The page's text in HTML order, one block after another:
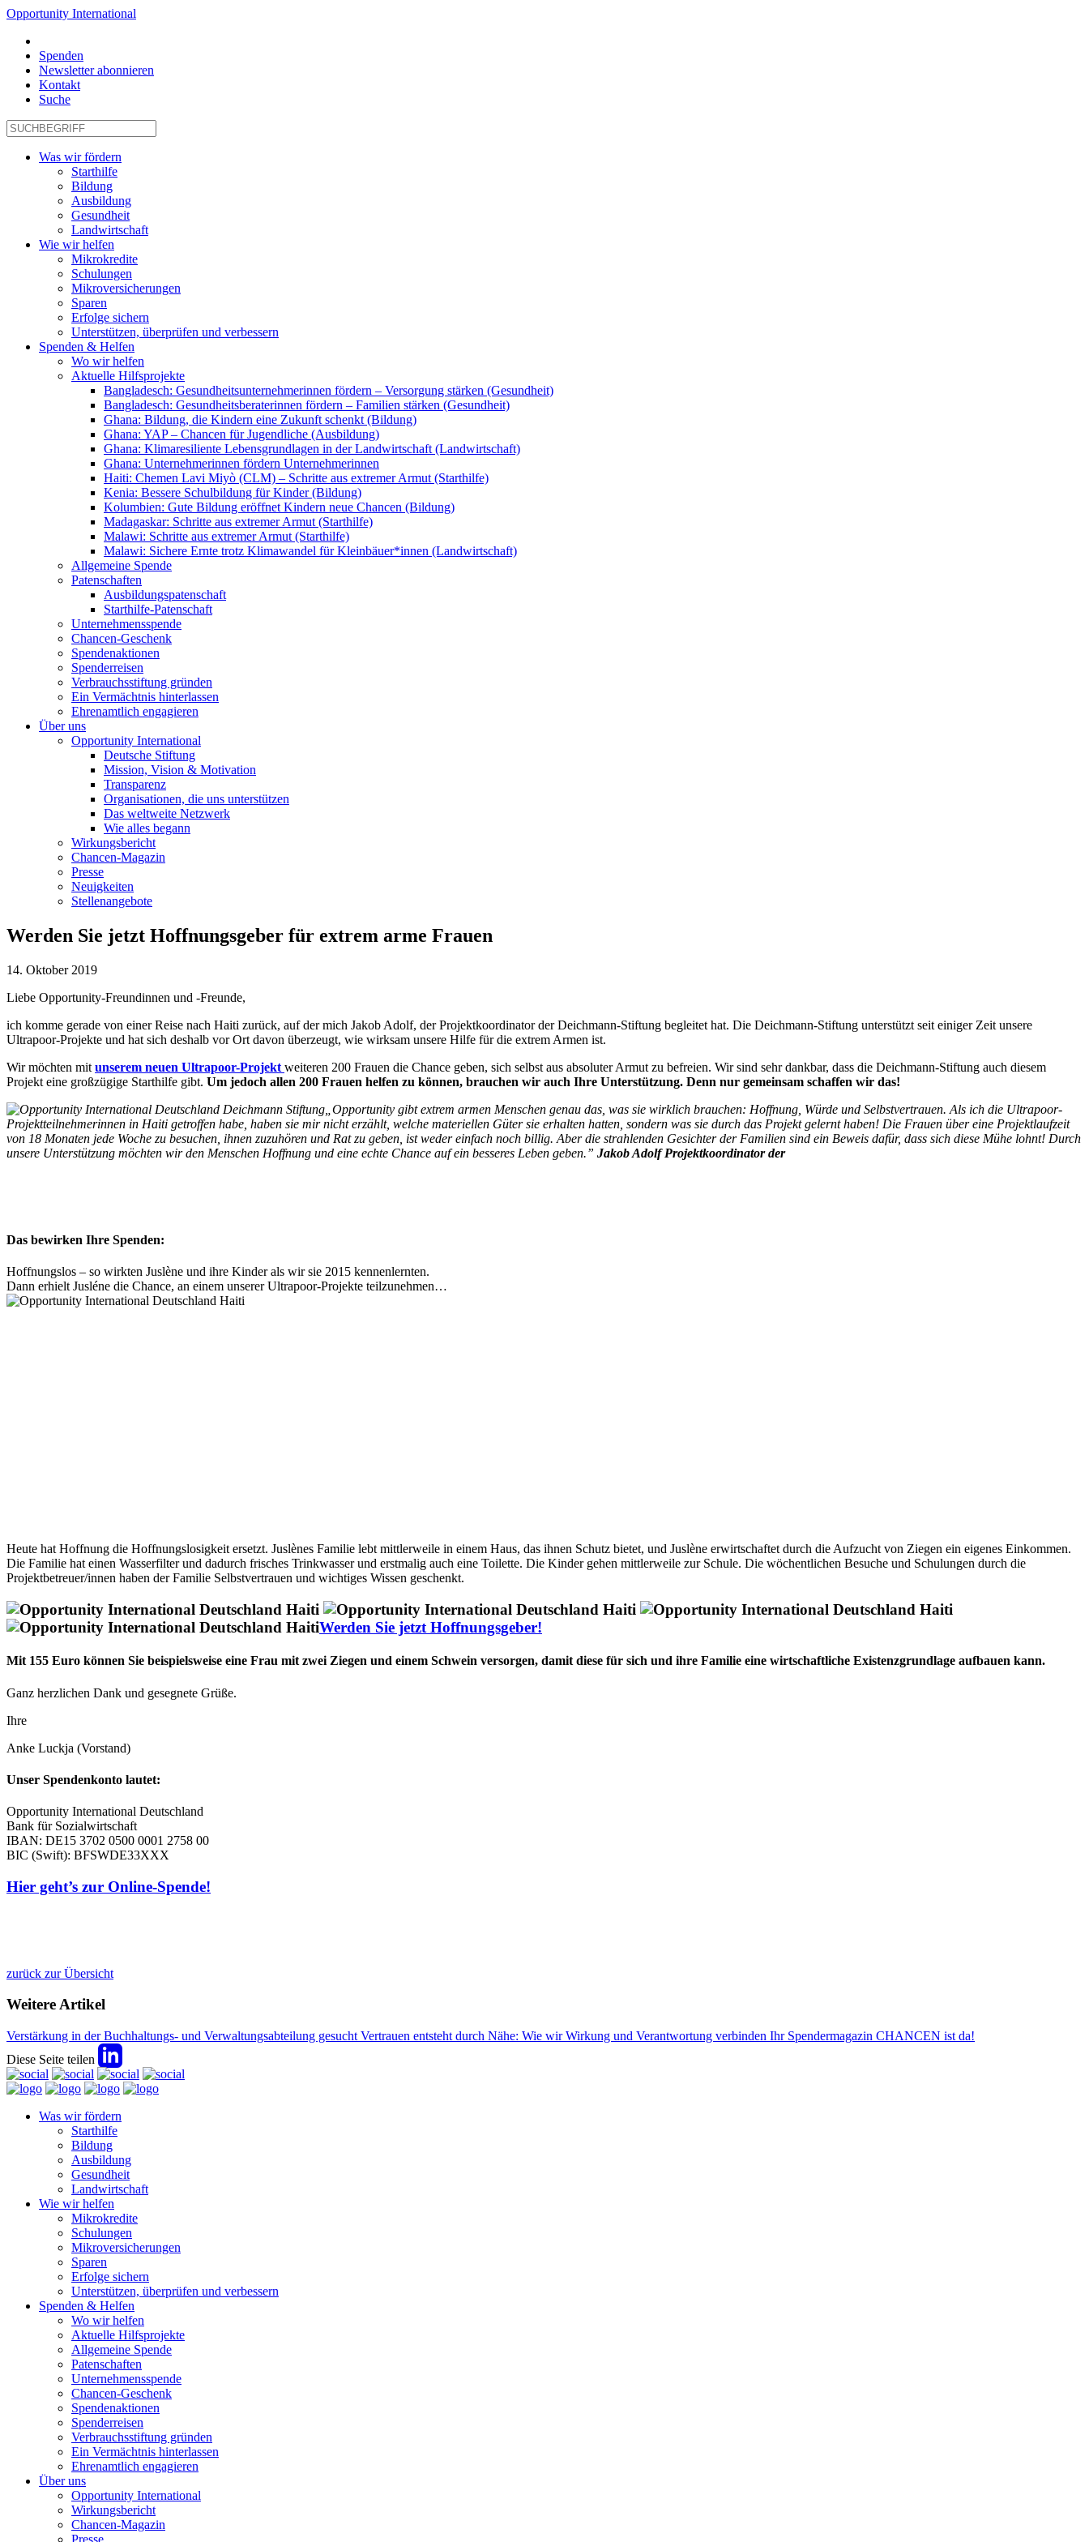
Opportunity International
Spenden
Newsletter abonnieren
Kontakt
Suche
Was wir fördern
Starthilfe
Bildung
Ausbildung
Gesundheit
Landwirtschaft
Wie wir helfen
Mikrokredite
Schulungen
Mikroversicherungen
Sparen
Erfolge sichern
Unterstützen, überprüfen und verbessern
Spenden & Helfen
Wo wir helfen
Aktuelle Hilfsprojekte
Bangladesch: Gesundheitsunternehmerinnen fördern – Versorgung stärken (Gesundheit)
Bangladesch: Gesundheitsberaterinnen fördern – Familien stärken (Gesundheit)
Ghana: Bildung, die Kindern eine Zukunft schenkt (Bildung)
Ghana: YAP – Chancen für Jugendliche (Ausbildung)
Ghana: Klimaresiliente Lebensgrundlagen in der Landwirtschaft (Landwirtschaft)
Ghana: Unternehmerinnen fördern Unternehmerinnen
Haiti: Chemen Lavi Miyò (CLM) – Schritte aus extremer Armut (Starthilfe)
Kenia: Bessere Schulbildung für Kinder (Bildung)
Kolumbien: Gute Bildung eröffnet Kindern neue Chancen (Bildung)
Madagaskar: Schritte aus extremer Armut (Starthilfe)
Malawi: Schritte aus extremer Armut (Starthilfe)
Malawi: Sichere Ernte trotz Klimawandel für Kleinbäuer*innen (Landwirtschaft)
Allgemeine Spende
Patenschaften
Ausbildungspatenschaft
Starthilfe-Patenschaft
Unternehmensspende
Chancen-Geschenk
Spendenaktionen
Spenderreisen
Verbrauchsstiftung gründen
Ein Vermächtnis hinterlassen
Ehrenamtlich engagieren
Über uns
Opportunity International
Deutsche Stiftung
Mission, Vision & Motivation
Transparenz
Organisationen, die uns unterstützen
Das weltweite Netzwerk
Wie alles begann
Wirkungsbericht
Chancen-Magazin
Presse
Neuigkeiten
Stellenangebote
Werden Sie jetzt Hoffnungsgeber für extrem arme Frauen
14. Oktober 2019
Liebe Opportunity-Freundinnen und -Freunde,
ich komme gerade von einer Reise nach Haiti zurück, auf der mich Jakob Adolf, der Projektkoordinator der Deichmann-Stiftung begleitet hat. Die Deichmann-Stiftung unterstützt seit einiger Zeit unsere
Ultrapoor-Projekte und hat sich deshalb vor Ort davon überzeugt, wie wirksam unsere Hilfe für die extrem Armen ist.
Wir möchten mit unserem neuen Ultrapoor-Projekt weiteren 200 Frauen die Chance geben, sich selbst aus absoluter Armut zu befreien. Wir sind sehr dankbar, dass die Deichmann-Stiftung auch diesem
Projekt eine großzügige Starthilfe gibt. Um jedoch allen 200 Frauen helfen zu können, brauchen wir auch Ihre Unterstützung. Denn nur gemeinsam schaffen wir das!
„Opportunity gibt extrem armen Menschen genau das, was sie wirklich brauchen: Hoffnung, Würde und Selbstvertrauen. Als ich die Ultrapoor-
Projektteilnehmerinnen in Haiti getroffen habe, haben sie mir nicht erzählt, welche materiellen Güter sie erhalten hatten, sondern was sie durch das Projekt gelernt haben! Die Frauen über eine Projektlaufzeit
von 18 Monaten jede Woche zu besuchen, ihnen zuzuhören und Rat zu geben, ist weder einfach noch billig. Aber die strahlenden Gesichter der Familien sind ein Beweis dafür, dass sich diese Mühe lohnt! Durch
unsere Unterstützung möchten wir den Menschen Hoffnung und eine echte Chance auf ein besseres Leben geben.” Jakob Adolf Projektkoordinator der
Das bewirken Ihre Spenden:
Hoffnungslos – so wirkten Juslène und ihre Kinder als wir sie 2015 kennenlernten.
Dann erhielt Jusléne die Chance, an einem unserer Ultrapoor-Projekte teilzunehmen…
Heute hat Hoffnung die Hoffnungslosigkeit ersetzt. Juslènes Familie lebt mittlerweile in einem Haus, das ihnen Schutz bietet, und Juslène erwirtschaftet durch die Aufzucht von Ziegen ein eigenes Einkommen.
Die Familie hat einen Wasserfilter und dadurch frisches Trinkwasser und erstmalig auch eine Toilette. Die Kinder gehen mittlerweile zur Schule. Die wöchentlichen Besuche und Schulungen durch die
Projektbetreuer/innen haben der Familie Selbstvertrauen und wichtiges Wissen geschenkt.
Werden Sie jetzt Hoffnungsgeber!
Mit 155 Euro können Sie beispielsweise eine Frau mit zwei Ziegen und einem Schwein versorgen, damit diese für sich und ihre Familie eine wirtschaftliche Existenzgrundlage aufbauen kann.
Ganz herzlichen Dank und gesegnete Grüße.
Ihre
Anke Luckja (Vorstand)
Unser Spendenkonto lautet:
Opportunity International Deutschland
Bank für Sozialwirtschaft
IBAN: DE15 3702 0500 0001 2758 00
BIC (Swift): BFSWDE33XXX
Hier geht’s zur Online-Spende!
zurück zur Übersicht
Weitere Artikel
Verstärkung in der Buchhaltungs- und Verwaltungsabteilung gesucht Vertrauen entsteht durch Nähe: Wie wir Wirkung und Verantwortung verbinden Ihr Spendermagazin CHANCEN ist da!
Diese Seite teilen
Was wir fördern
Starthilfe
Bildung
Ausbildung
Gesundheit
Landwirtschaft
Wie wir helfen
Mikrokredite
Schulungen
Mikroversicherungen
Sparen
Erfolge sichern
Unterstützen, überprüfen und verbessern
Spenden & Helfen
Wo wir helfen
Aktuelle Hilfsprojekte
Allgemeine Spende
Patenschaften
Unternehmensspende
Chancen-Geschenk
Spendenaktionen
Spenderreisen
Verbrauchsstiftung gründen
Ein Vermächtnis hinterlassen
Ehrenamtlich engagieren
Über uns
Opportunity International
Wirkungsbericht
Chancen-Magazin
Presse